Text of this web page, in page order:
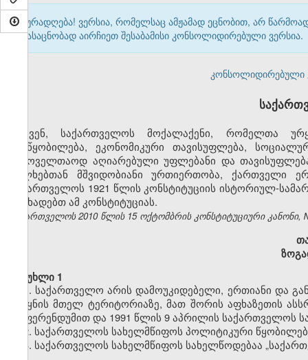
ყურადღება! ვერსია, რომელსაც ამჟამად ეცნობით, არ
გასაცნობად აირჩიეთ შესაბამისი კონსოლიდირებული ვერსია.
კონსოლიდირებული
ჩვენ, საქართველოს მოქალაქენი, რომელთა
წესწყობილება, ეკონომიკური თავისუფლება,
საყოველთაოდ აღიარებული უფლებანი და
ხალხებთან მშვიდობიანი ურთიერთობა, ქართველი
საქართველოს 1921 წლის კონსტიტუციის ისტორიულ-
ვაცხადებთ ამ კონსტიტუციას.
საქართველოს 2010 წლის 15 ოქტომბრის კონსტიტუციური კანონი,
მუხლი 1
1. საქართველო არის დამოუკიდებელი, ერთიანი და
ქვეყნის მთელ ტერიტორიაზე, მათ შორის აფხაზეთის
რეფერენდუმით და 1991 წლის 9 აპრილის საქართველოს
2. საქართველოს სახელმწიფოს პოლიტიკური
3. საქართველოს სახელმწიფოს სახელწოდებაა